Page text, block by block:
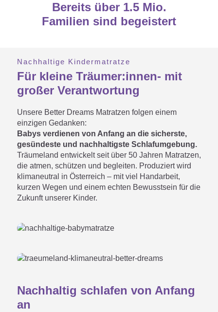
Bereits über 1.5 Mio.
Familien sind begeistert
Nachhaltige Kindermatratze
Für kleine Träumer:innen- mit
großer Verantwortung
Unsere Better Dreams Matratzen folgen einem
einzigen Gedanken:
Babys verdienen von Anfang an die sicherste,
gesündeste und nachhaltigste Schlafumgebung.
Träumeland entwickelt seit über 50 Jahren Matratzen,
die atmen, schützen und begleiten. Produziert wird
klimaneutral in Österreich – mit viel Handarbeit,
kurzen Wegen und einem echten Bewusstsein für die
Zukunft unserer Kinder.
Nachhaltig schlafen von Anfang
an